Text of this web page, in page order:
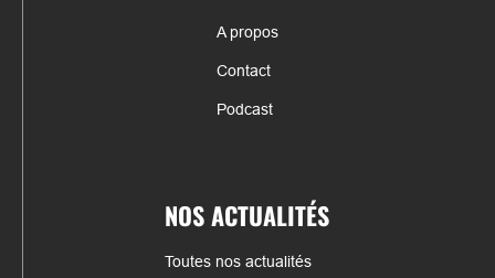
A propos
Contact
Podcast
NOS ACTUALITÉS
Toutes nos actualités